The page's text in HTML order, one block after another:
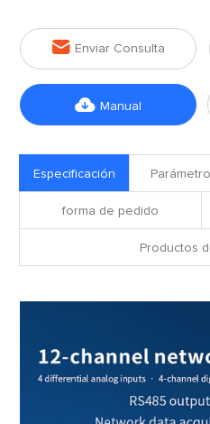
 Enviar Consulta
 Manual
Especificación
forma de pedido
Productos